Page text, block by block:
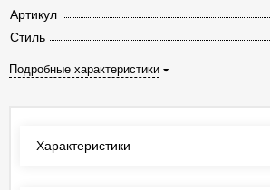
Артикул
Стиль
Подробные характеристики
Характеристики